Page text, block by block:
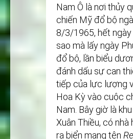
Nam Ô là nơi thủy
chiến Mỹ đổ bộ
8/3/1965, hết ngày
sao mà lấy ngày
đổ bộ, lần biểu
đánh dấu sự can
tiếp của lực lượng
Hoa Kỳ vào cuộc
Nam. Bây giờ là
Xuân Thiều, có nhà
ra biển mang tên